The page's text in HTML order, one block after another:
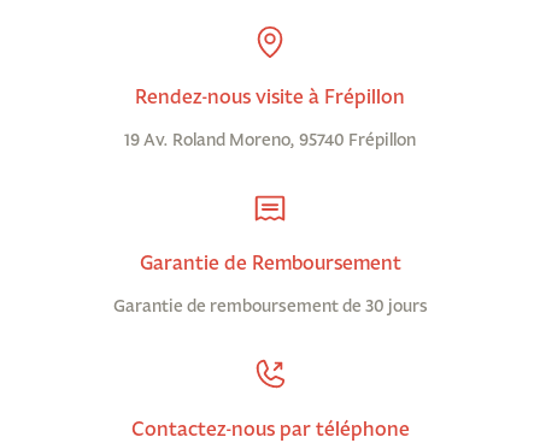
Rendez-nous visite à Frépillon
19 Av. Roland Moreno, 95740 Frépillon
Garantie de Remboursement
Garantie de remboursement de 30 jours
Contactez-nous par téléphone